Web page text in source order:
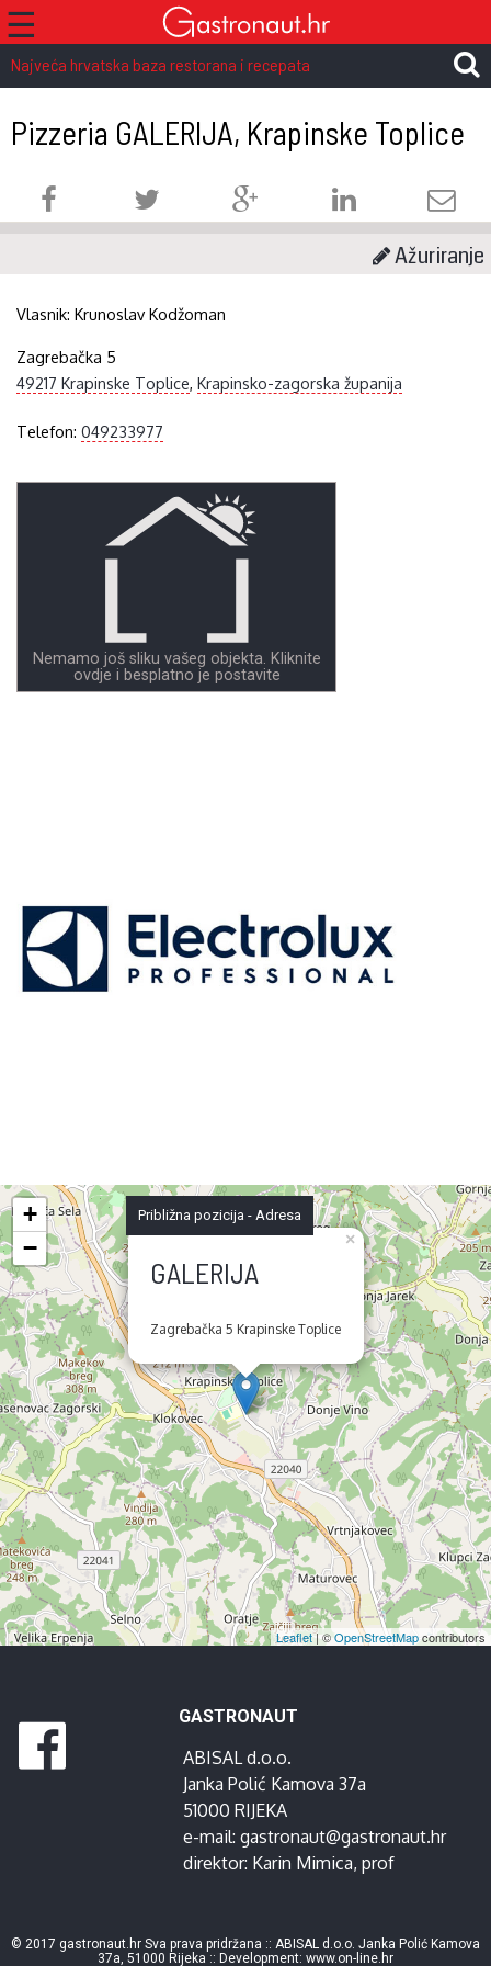
☰
Najveća hrvatska baza restorana i recepata
Pizzeria GALERIJA, Krapinske Toplice
Ažuriranje
Vlasnik:Krunoslav Kodžoman
Zagrebačka 5
49217 Krapinske Toplice,Krapinsko-zagorska županija
Telefon:049233977
Nemamo još sliku vašeg objekta. Kliknite
ovdje i besplatno je postavite
GALERIJA
Zagrebačka 5 Krapinske Toplice
×
+
−
Leaflet| ©OpenStreetMapcontributors
Približna pozicija - Adresa
GASTRONAUT
ABISAL d.o.o.
Janka Polić Kamova 37a
51000 RIJEKA
e-mail: gastronaut@gastronaut.hr
direktor: Karin Mimica, prof
© 2017 gastronaut.hr Sva prava pridržana :: ABISAL d.o.o. Janka Polić Kamova
37a, 51000 Rijeka :: Development: www.on-line.hr